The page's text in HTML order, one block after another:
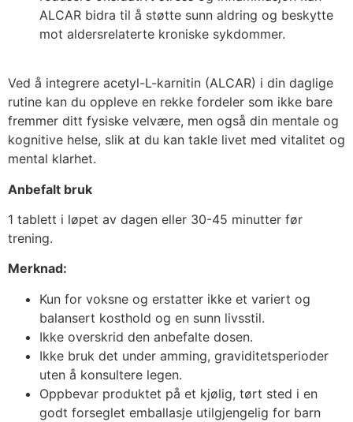
ALCAR bidra til å støtte sunn aldring og beskytte
mot aldersrelaterte kroniske sykdommer.
Ved å integrere acetyl-L-karnitin (ALCAR) i din daglige
rutine kan du oppleve en rekke fordeler som ikke bare
fremmer ditt fysiske velvære, men også din mentale og
kognitive helse, slik at du kan takle livet med vitalitet og
mental klarhet.
Anbefalt bruk
1 tablett i løpet av dagen eller 30-45 minutter før
trening.
Merknad:
Kun for voksne og erstatter ikke et variert og
balansert kosthold og en sunn livsstil.
Ikke overskrid den anbefalte dosen.
Ikke bruk det under amming, graviditetsperioder
uten å konsultere legen.
Oppbevar produktet på et kjølig, tørt sted i en
godt forseglet emballasje utilgjengelig for barn